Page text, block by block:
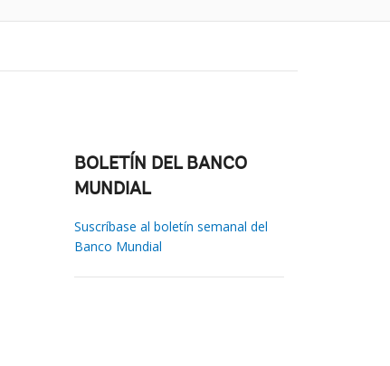
BOLETÍN DEL BANCO
MUNDIAL
Suscríbase al boletín semanal del
Banco Mundial